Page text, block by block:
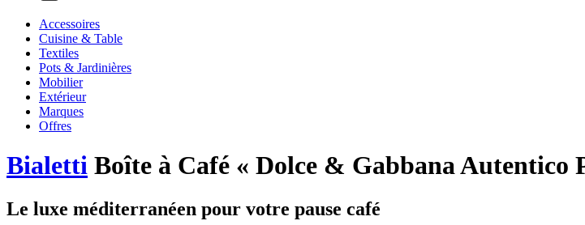
Accessoires
Cuisine & Table
Textiles
Pots & Jardinières
Mobilier
Extérieur
Marques
Offres
Bialetti Boîte à Café « Dolce & Gabbana Autentico
Le luxe méditerranéen pour votre pause café